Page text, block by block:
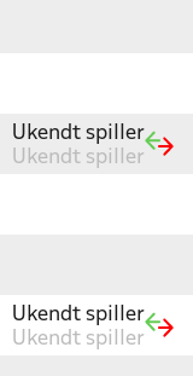
Ukendt spiller
Ukendt spiller
Ukendt spiller
Ukendt spiller